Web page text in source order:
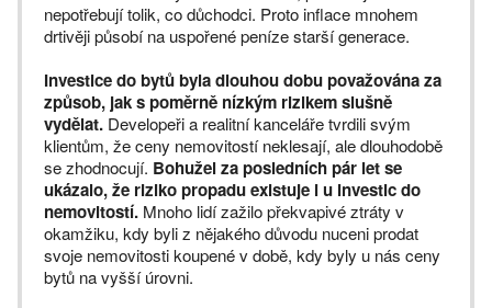
nepotřebují tolik, co důchodci. Proto inflace mnohem
drtivěji působí na uspořené peníze starší generace.
Investice do bytů byla dlouhou dobu považována za
způsob, jak s poměrně nízkým rizikem slušně
vydělat. Developeři a realitní kanceláře tvrdili svým
klientům, že ceny nemovitostí neklesají, ale dlouhodobě
se zhodnocují. Bohužel za posledních pár let se
ukázalo, že riziko propadu existuje i u investic do
nemovitostí. Mnoho lidí zažilo překvapivé ztráty v
okamžiku, kdy byli z nějakého důvodu nuceni prodat
svoje nemovitosti koupené v době, kdy byly u nás ceny
bytů na vyšší úrovni.